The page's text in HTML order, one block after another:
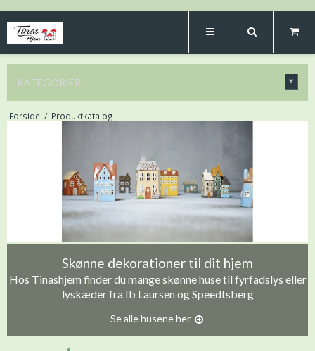
KATEGORIER
Forside / Produktkatalog
Skønne dekorationer til dit hjem
Hos Tinashjem finder du mange skønne huse til fyrfadslys eller
lyskæder fra Ib Laursen og Speedtsberg
Se alle husene her